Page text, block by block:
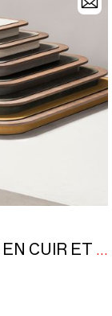
LLOYD PLATEAUX EN CUIR ET BOIS